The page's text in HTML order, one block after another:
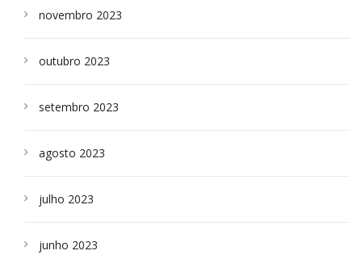
novembro 2023
outubro 2023
setembro 2023
agosto 2023
julho 2023
junho 2023